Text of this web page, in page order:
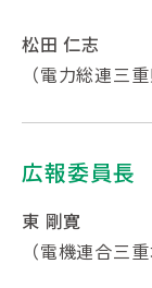
松田 仁志
（電力総連三
広報委員長
東 剛寛
（電機連合三